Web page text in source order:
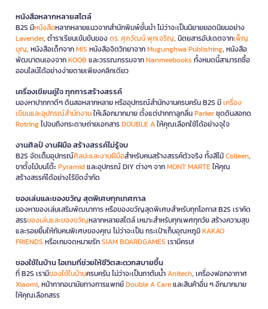
หนังสือหลากหลายสไตล์
B2S มีหนังสือหลากหลายแนวจากสำนักพิมพ์ชั้นนำ ไม่ว่าจะเป็นนิยายยอดนิยมอย่าง
Lavender, ตำราเรียนเข้มข้นของดร. ศุภวัฒน์ พุกเจริญ, นิตยสารอัปเดตจากเพ็ญ
บุญ, หนังสือเด็กจากMIS หนังสือจิตวิทยาจากMugunghwa Publishing, หนังสือ
พัฒนาตนเองจากKOOB และวรรณกรรมจากNanmeebooks ทั้งหมดนี้สามารถซื้อ
ออนไลน์ได้อย่างง่ายดายเพียงคลิกเดียว
เครื่องเขียนคู่ใจ ทุกการสร้างสรรค์
มองหาปากกาดีๆ ดินสอหลากหลาย หรืออุปกรณ์สำนักงานครบครัน B2S มีเครื่อง
เขียนและอุปกรณ์สำนักงานให้เลือกมากมาย ตั้งแต่ปากกาลูกลื่นParkerชุดดินสอกด
Rotringไปจนถึงกระดาษถ่ายเอกสารDOUBLE Aให้คุณเลือกใช้ได้อย่างจุใจ
งานศิลป์ งานฝีมือ สร้างสรรค์ไม่รู้จบ
B2S จัดเต็มอุปกรณ์ศิลปะและงานฝีมือสำหรับคนสร้างสรรค์ตัวจริง ทั้งสีไม้Colleen,
ขาตั้งไม้บนโต๊ะPyramidและอุปกรณ์ DIY ต่างๆ จากMONT MARTEให้คุณ
สร้างสรรค์ได้อย่างไร้ขีดจำกัด
ของเล่นและของขวัญ สุดพิเศษทุกเทศกาล
มองหาของเล่นเสริมพัฒนาการ หรือของขวัญสุดพิเศษสำหรับทุกโอกาส B2S เราคัด
สรรของเล่นและของขวัญหลากหลายสไตล์ เหมาะสำหรับทุกเพศทุกวัย สร้างความสุข
และรอยยิ้มให้กับคนพิเศษของคุณ ไม่ว่าจะเป็น กระเป๋าเก็บอุณหภูมิKAKAO
FRIENDS หรือเกมจดหมายรักSIAM BOARDGAMES เรามีครบ!
ของใช้ในบ้าน ไอเทมที่ช่วยให้ชีวิตสะดวกสบายขึ้น
ที่ B2S เรามีของใช้ในบ้านครบครัน ไม่ว่าจะเป็นกาต้มน้ำAnitech, เครื่องฟอกอากาศ
Xiaomi, หน้ากากอนามัยทางการแพทย์Double A Careและสินค้าอื่น ๆ อีกมากมาย
ให้คุณเลือกสรร